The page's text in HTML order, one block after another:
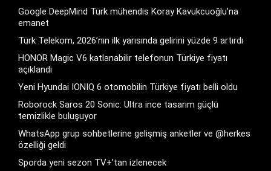
Google DeepMind Türk mühendis Koray Kavukcuoğlu’na
emanet
Türk Telekom, 2026’nın ilk yarısında gelirini yüzde 9 artırdı
HONOR Magic V6 katlanabilir telefonun Türkiye fiyatı
açıklandı
Yeni Hyundai IONIQ 6 otomobilin Türkiye fiyatı belli oldu
Roborock Saros 20 Sonic: Ultra ince tasarım güçlü
temizlikle buluşuyor
WhatsApp grup sohbetlerine gelişmiş anketler ve @herkes
özelliği geldi
Sporda yeni sezon TV+’tan izlenecek